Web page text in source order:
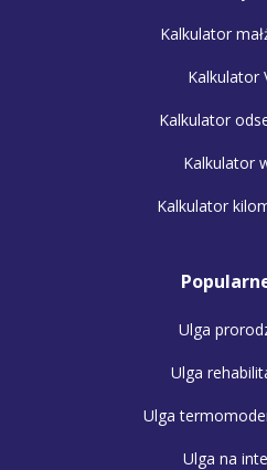
Kalkulator
Kalkulator
Kalkulator
Kalkulator
Kalkulator
Ulga
Ulga
Ulga
Ulga na